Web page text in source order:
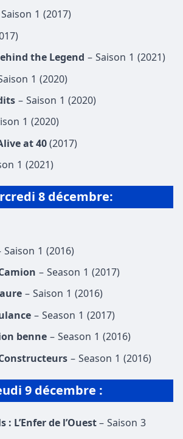
1 (2017)
the Legend – Saison 1 (2021)
1 (2020)
– Saison 1 (2020)
1 (2020)
at 40 (2017)
1 (2021)
8 décembre:
Saison 1 (2016)
– Season 1 (2017)
– Saison 1 (2016)
– Season 1 (2017)
benne – Season 1 (2016)
– Season 1 (2016)
9 décembre :
: L’Enfer de l’Ouest – Saison 3